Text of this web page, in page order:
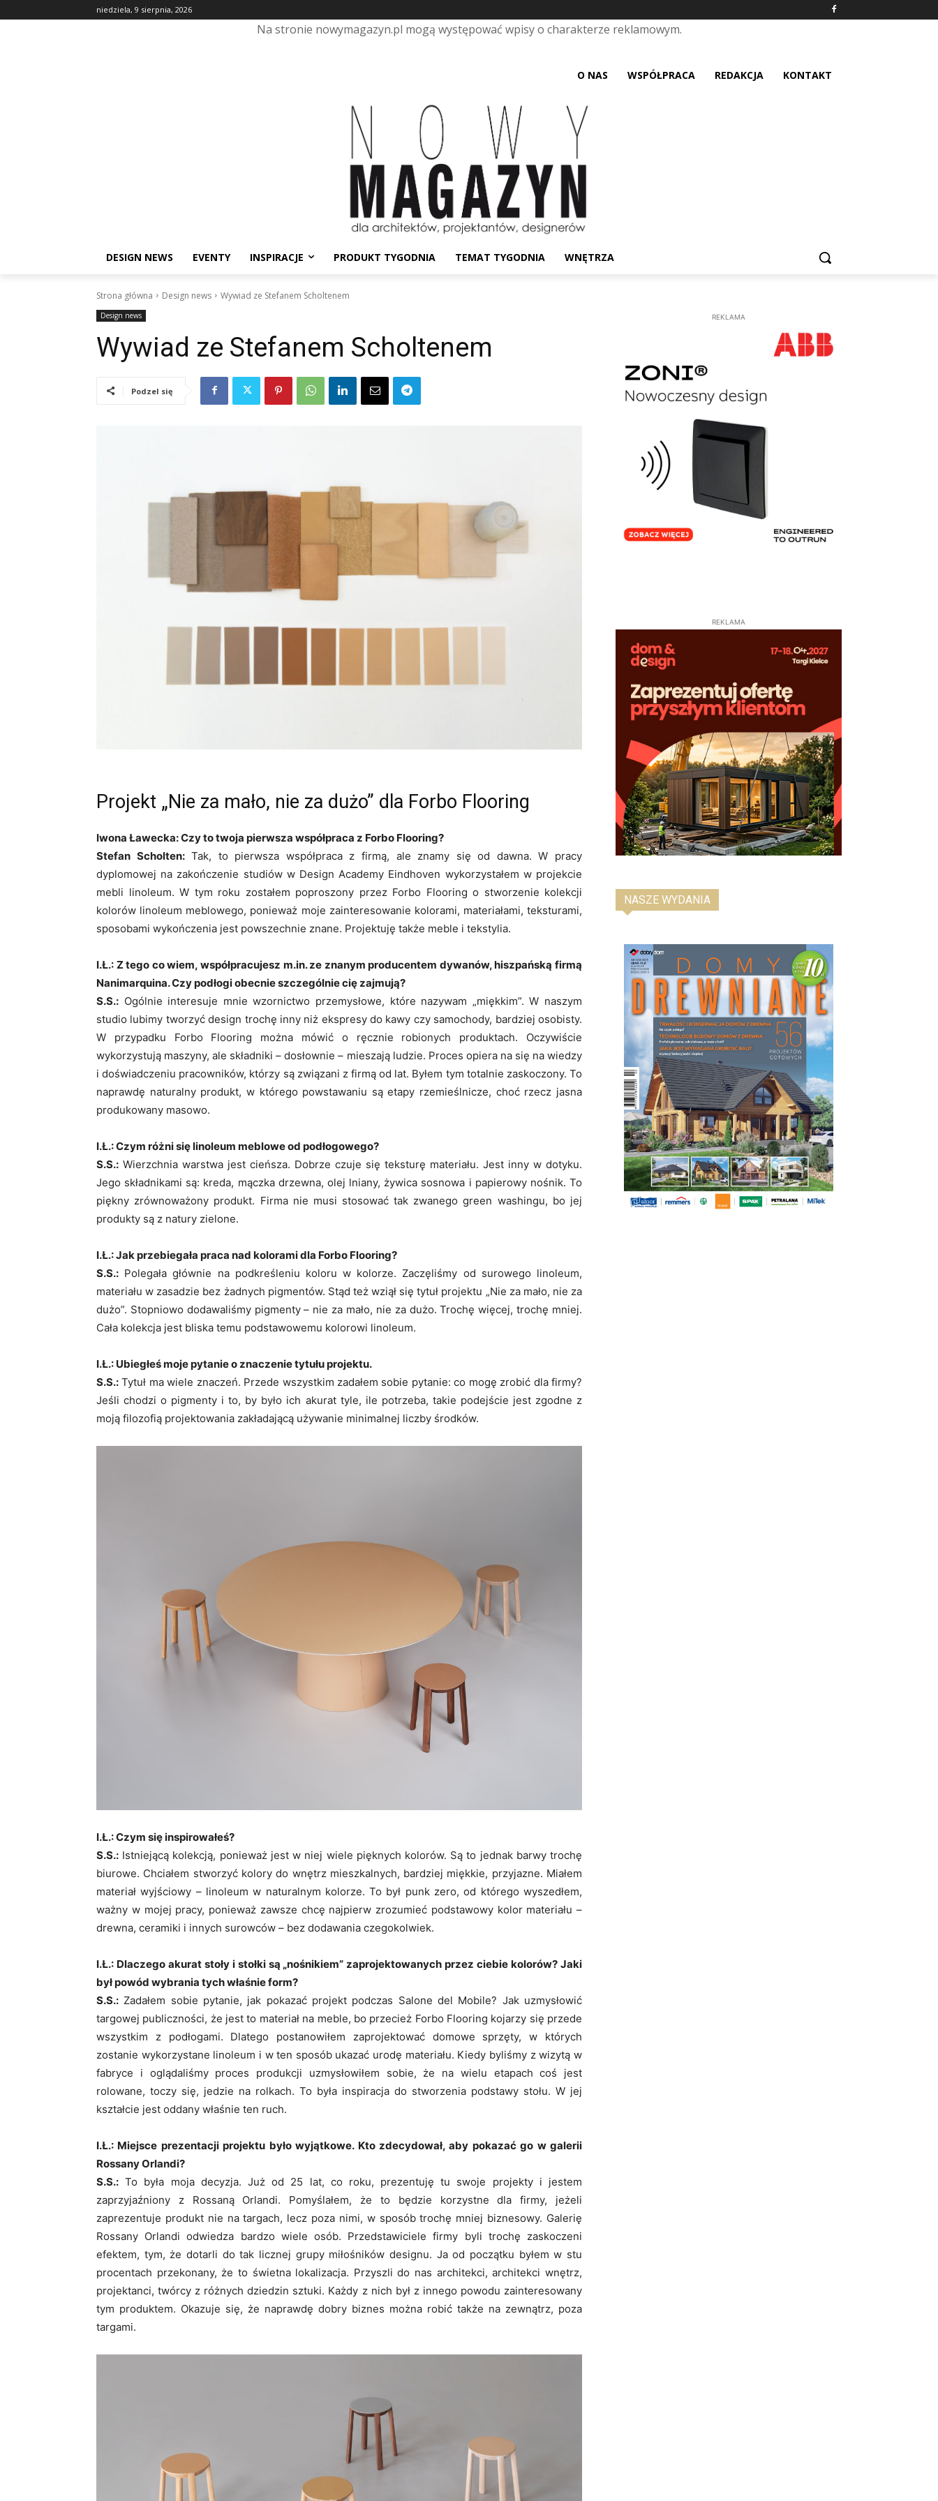
niedziela, 9 sierpnia, 2026
Na stronie nowymagazyn.pl mogą występować wpisy o charakterze reklamowym.
O NAS WSPÓŁPRACA REDAKCJA KONTAKT
DESIGN NEWS EVENTY INSPIRACJE PRODUKT TYGODNIA TEMAT TYGODNIA WNĘTRZA
Strona główna Design news Wywiad ze Stefanem Scholtenem
Design news
Wywiad ze Stefanem Scholtenem
Podzel się
Projekt „Nie za mało, nie za dużo” dla Forbo Flooring
Iwona Ławecka: Czy to twoja pierwsza współpraca z Forbo Flooring?
Stefan Scholten:Tak, to pierwsza współpraca z firmą, ale znamy się od dawna. W pracy
dyplomowej na zakończenie studiów w Design Academy Eindhoven wykorzystałem w projekcie
mebli linoleum. W tym roku zostałem poproszony przez Forbo Flooring o stworzenie kolekcji
kolorów linoleum meblowego, ponieważ moje zainteresowanie kolorami, materiałami, teksturami,
sposobami wykończenia jest powszechnie znane. Projektuję także meble i tekstylia.
I.Ł.: Z tego co wiem, współpracujesz m.in. ze znanym producentem dywanów, hiszpańską firmą
Nanimarquina. Czy podłogi obecnie szczególnie cię zajmują?
S.S.: Ogólnie interesuje mnie wzornictwo przemysłowe, które nazywam „miękkim”. W naszym
studio lubimy tworzyć design trochę inny niż ekspresy do kawy czy samochody, bardziej osobisty.
W przypadku Forbo Flooring można mówić o ręcznie robionych produktach. Oczywiście
wykorzystują maszyny, ale składniki – dosłownie – mieszają ludzie. Proces opiera na się na wiedzy
i doświadczeniu pracowników, którzy są związani z firmą od lat. Byłem tym totalnie zaskoczony. To
naprawdę naturalny produkt, w którego powstawaniu są etapy rzemieślnicze, choć rzecz jasna
produkowany masowo.
I.Ł.: Czym różni się linoleum meblowe od podłogowego?
S.S.: Wierzchnia warstwa jest cieńsza. Dobrze czuje się teksturę materiału. Jest inny w dotyku.
Jego składnikami są: kreda, mączka drzewna, olej lniany, żywica sosnowa i papierowy nośnik. To
piękny zrównoważony produkt. Firma nie musi stosować tak zwanego green washingu, bo jej
produkty są z natury zielone.
I.Ł.: Jak przebiegała praca nad kolorami dla Forbo Flooring?
S.S.: Polegała głównie na podkreśleniu koloru w kolorze. Zaczęliśmy od surowego linoleum,
materiału w zasadzie bez żadnych pigmentów. Stąd też wziął się tytuł projektu „Nie za mało, nie za
dużo”. Stopniowo dodawaliśmy pigmenty – nie za mało, nie za dużo. Trochę więcej, trochę mniej.
Cała kolekcja jest bliska temu podstawowemu kolorowi linoleum.
I.Ł.: Ubiegłeś moje pytanie o znaczenie tytułu projektu.
S.S.: Tytuł ma wiele znaczeń. Przede wszystkim zadałem sobie pytanie: co mogę zrobić dla firmy?
Jeśli chodzi o pigmenty i to, by było ich akurat tyle, ile potrzeba, takie podejście jest zgodne z
moją filozofią projektowania zakładającą używanie minimalnej liczby środków.
I.Ł.: Czym się inspirowałeś?
S.S.: Istniejącą kolekcją, ponieważ jest w niej wiele pięknych kolorów. Są to jednak barwy trochę
biurowe. Chciałem stworzyć kolory do wnętrz mieszkalnych, bardziej miękkie, przyjazne. Miałem
materiał wyjściowy – linoleum w naturalnym kolorze. To był punk zero, od którego wyszedłem,
ważny w mojej pracy, ponieważ zawsze chcę najpierw zrozumieć podstawowy kolor materiału –
drewna, ceramiki i innych surowców – bez dodawania czegokolwiek.
I.Ł.: Dlaczego akurat stoły i stołki są „nośnikiem” zaprojektowanych przez ciebie kolorów? Jaki
był powód wybrania tych właśnie form?
S.S.: Zadałem sobie pytanie, jak pokazać projekt podczas Salone del Mobile? Jak uzmysłowić
targowej publiczności, że jest to materiał na meble, bo przecież Forbo Flooring kojarzy się przede
wszystkim z podłogami. Dlatego postanowiłem zaprojektować domowe sprzęty, w których
zostanie wykorzystane linoleum i w ten sposób ukazać urodę materiału. Kiedy byliśmy z wizytą w
fabryce i oglądaliśmy proces produkcji uzmysłowiłem sobie, że na wielu etapach coś jest
rolowane, toczy się, jedzie na rolkach. To była inspiracja do stworzenia podstawy stołu. W jej
kształcie jest oddany właśnie ten ruch.
I.Ł.: Miejsce prezentacji projektu było wyjątkowe. Kto zdecydował, aby pokazać go w galerii
Rossany Orlandi?
S.S.: To była moja decyzja. Już od 25 lat, co roku, prezentuję tu swoje projekty i jestem
zaprzyjaźniony z Rossaną Orlandi. Pomyślałem, że to będzie korzystne dla firmy, jeżeli
zaprezentuje produkt nie na targach, lecz poza nimi, w sposób trochę mniej biznesowy. Galerię
Rossany Orlandi odwiedza bardzo wiele osób. Przedstawiciele firmy byli trochę zaskoczeni
efektem, tym, że dotarli do tak licznej grupy miłośników designu. Ja od początku byłem w stu
procentach przekonany, że to świetna lokalizacja. Przyszli do nas architekci, architekci wnętrz,
projektanci, twórcy z różnych dziedzin sztuki. Każdy z nich był z innego powodu zainteresowany
tym produktem. Okazuje się, że naprawdę dobry biznes można robić także na zewnątrz, poza
targami.
REKLAMA
REKLAMA
NASZE WYDANIA